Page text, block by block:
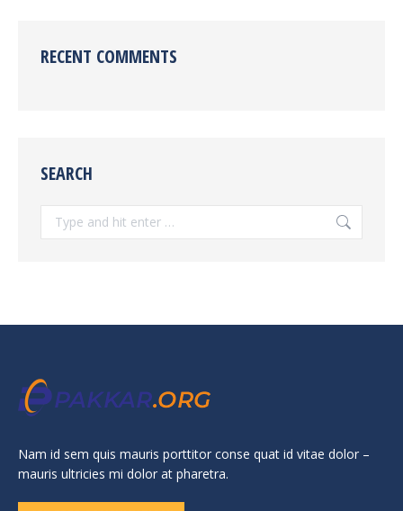
RECENT COMMENTS
SEARCH
Nam id sem quis mauris porttitor conse quat id vitae dolor –
mauris ultricies mi dolor at pharetra.